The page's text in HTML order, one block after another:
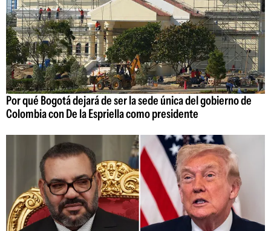
Por qué Bogotá dejará de ser la sede única del gobierno de
Colombia con De la Espriella como presidente